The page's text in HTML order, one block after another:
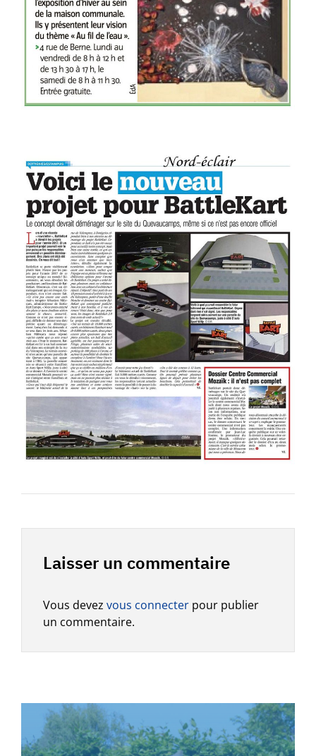
Laisser un commentaire
Vous devez vous connecter pour publier
un commentaire.